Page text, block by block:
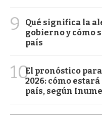
9
Qué significa la
gobierno y cómo
país
10El pronóstico
2026: cómo
país, según